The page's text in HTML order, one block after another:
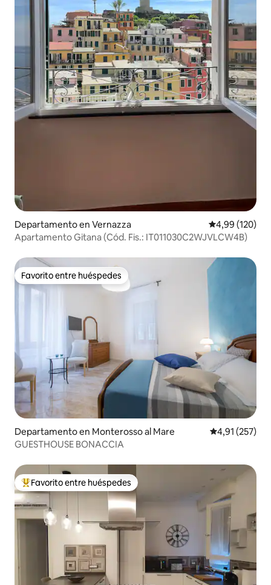
Departamento en Vernazza Calificación
4,99 (120)
Apartamento Gitana (Cód. Fis.: IT011030C2WJVLCW4B)
Favorito entre huéspedes
Favorito entre huéspedes
Departamento en Monterosso al Mare Calificación
4,91 (257)
GUESTHOUSE BONACCIA
Favorito entre los huéspedes más destacados
Favorito entre huéspedes